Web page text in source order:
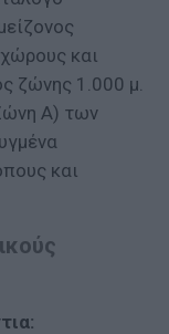
και
ζώνης 1.000 μ.
Α) των
και